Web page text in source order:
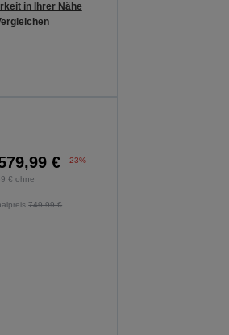
in Ihrer Nähe
€ -23%
€ ohne
749,99 €